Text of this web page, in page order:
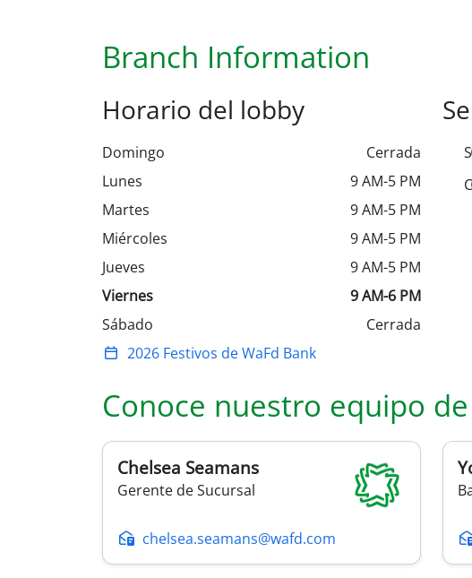
Branch Information
Horario del lobby
Domingo
Cerrada
Lunes
9 AM-5 PM
Martes
9 AM-5 PM
Miércoles
9 AM-5 PM
Jueves
9 AM-5 PM
Viernes
9 AM-6 PM
Sábado
Cerrada
2026 Festivos de WaFd Bank
Conoce nuestro equipo de
Chelsea Seamans
Gerente de Sucursal
chelsea.seamans@wafd.com